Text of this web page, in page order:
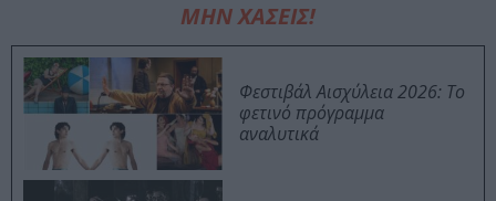
ΜΗΝ ΧΑΣΕΙΣ!
Φεστιβάλ Αισχύλεια 2026: Το
φετινό πρόγραμμα
αναλυτικά